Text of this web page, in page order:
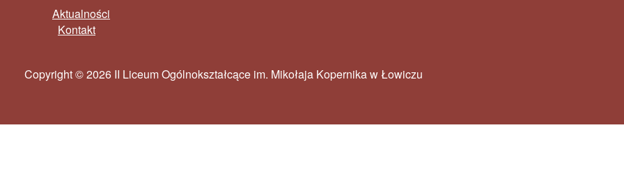
Aktualności
Kontakt
Copyright © 2026 II Liceum Ogólnokształcące im. Mikołaja Kopernika w Łowiczu